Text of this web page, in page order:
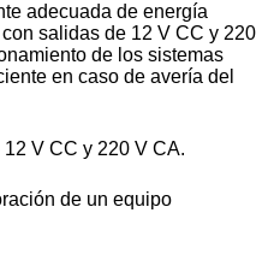
adecuada de energía
salidas de 12 V CC y 220
de los sistemas
en caso de avería del
V CC y 220 V CA.
de un equipo